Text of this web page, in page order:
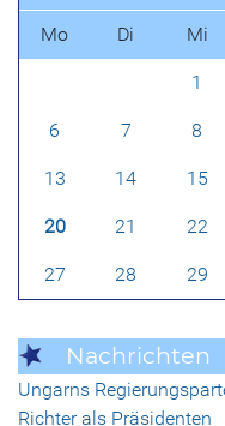
Mo Di Mi
1
6 7 8
13 14 15
20 21 22
27 28 29
Nachrichten
Ungarns
Richter als Präsidenten